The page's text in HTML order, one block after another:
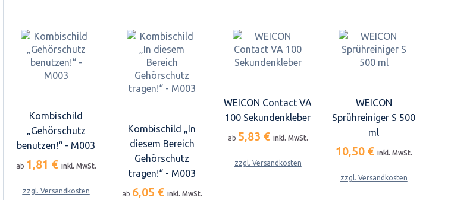
Kombischild
„Gehörschutz
benutzen!“ - M003
ab 1,81 € inkl. MwSt.
zzgl. Versandkosten
Kombischild „In
diesem Bereich
Gehörschutz
tragen!“ - M003
ab 6,05 € inkl. MwSt.
WEICON Contact VA
100 Sekundenkleber
ab 5,83 € inkl. MwSt.
zzgl. Versandkosten
WEICON
Sprühreiniger S 500
ml
10,50 € inkl. MwSt.
zzgl. Versandkosten